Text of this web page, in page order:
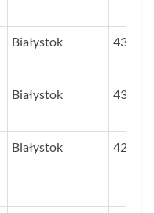
Białystok 43,1
Białystok 43,1
Białystok 42,9